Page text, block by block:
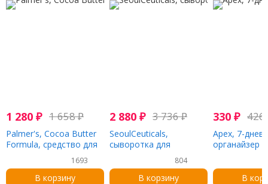
1 280 ₽ 1 658₽
Palmer's, Cocoa Butter
Formula, средство для
восстановления сухой
кожи пяток,25 г (91693
В корзину
2 880 ₽ 3 736₽
SeoulCeuticals,
cыворотка для
улучшения цвета лица,
30 мл (1 жидк. унция)
804
В корзину
330 ₽ 426
Apex, 7-
органайзер
Lok, 1
В